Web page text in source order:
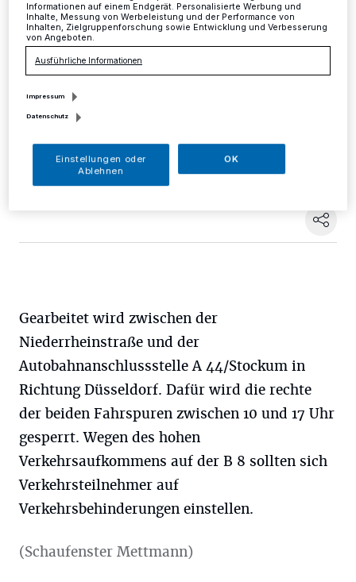
Flughafen
Kreis·Bis Freitag, 3. Februar, erledigt die
Straßen.NRW-Regionalniederlassung Niederrhein
wichtige Gehölzpflegemaßnahmen an der B8
Düsseldorf/Flughafen.
18.01.2017 , 11:44 Uhr Eine Minute Lesezeit
Gearbeitet wird zwischen der
Niederrheinstraße und der
Autobahnanschlussstelle A 44/Stockum in
Richtung Düsseldorf. Dafür wird die rechte
der beiden Fahrspuren zwischen 10 und 17 Uhr
gesperrt. Wegen des hohen
Verkehrsaufkommens auf der B 8 sollten sich
Verkehrsteilnehmer auf
Verkehrsbehinderungen einstellen.
(Schaufenster Mettmann)
Informationen auf einem Endgerät. Personalisierte Werbung und
Inhalte, Messung von Werbeleistung und der Performance von
Inhalten, Zielgruppenforschung sowie Entwicklung und Verbesserung
von Angeboten.
Ausführliche Informationen
Impressum
Datenschutz
Einstellungen oder
Ablehnen
OK